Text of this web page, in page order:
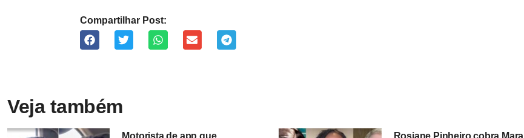
Compartilhar Post:
Veja também
Motorista de app que
Rosiane Pinheiro cobra Mara